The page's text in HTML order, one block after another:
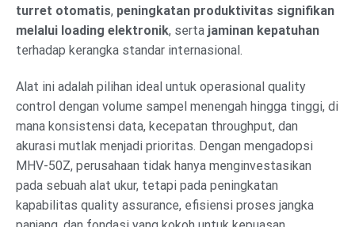
turret otomatis, peningkatan produktivitas signifikan
melalui loading elektronik, serta jaminan kepatuhan
terhadap kerangka standar internasional.
Alat ini adalah pilihan ideal untuk operasional quality
control dengan volume sampel menengah hingga tinggi, di
mana konsistensi data, kecepatan throughput, dan
akurasi mutlak menjadi prioritas. Dengan mengadopsi
MHV-50Z, perusahaan tidak hanya menginvestasikan
pada sebuah alat ukur, tetapi pada peningkatan
kapabilitas quality assurance, efisiensi proses jangka